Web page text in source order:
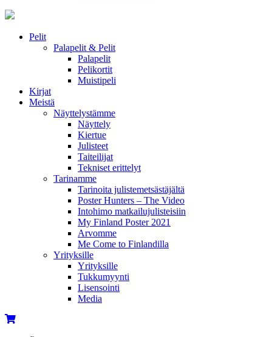
Pelit
Palapelit & Pelit
Palapelit
Pelikortit
Muistipeli
Kirjat
Meistä
Näyttelystämme
Näyttely
Kiertue
Julisteet
Taiteilijat
Tekniset erittelyt
Tarinamme
Tarinoita julistemetsästäjältä
Poster Hunters – The Video
Intohimo matkailujulisteisiin
My Finland Poster 2021
Arvomme
Me Come to Finlandilla
Yrityksille
Yrityksille
Tukkumyynti
Lisensointi
Media